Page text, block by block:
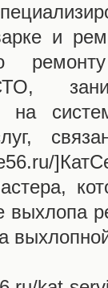
и
на
выхлопа